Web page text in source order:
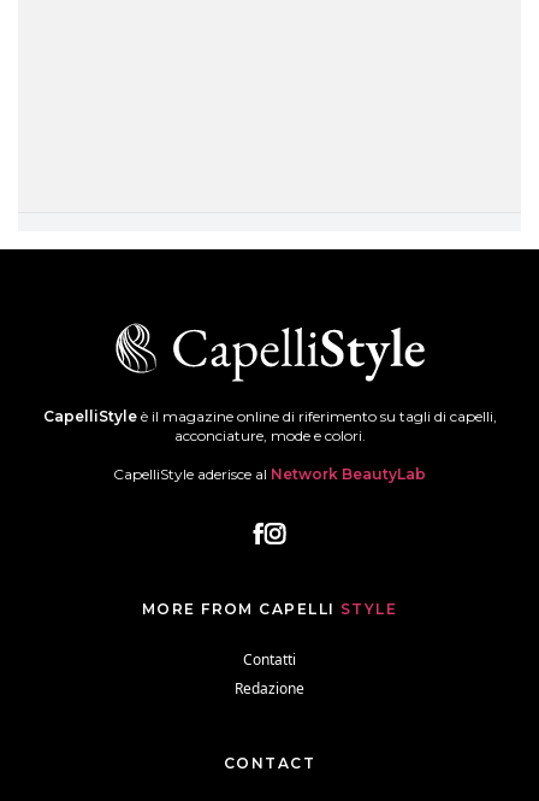
CapelliStyleè il magazine online di riferimento su tagli di capelli,
acconciature, mode e colori.
CapelliStyle aderisce al Network BeautyLab
MORE FROM CAPELLI STYLE
Contatti
Redazione
CONTACT